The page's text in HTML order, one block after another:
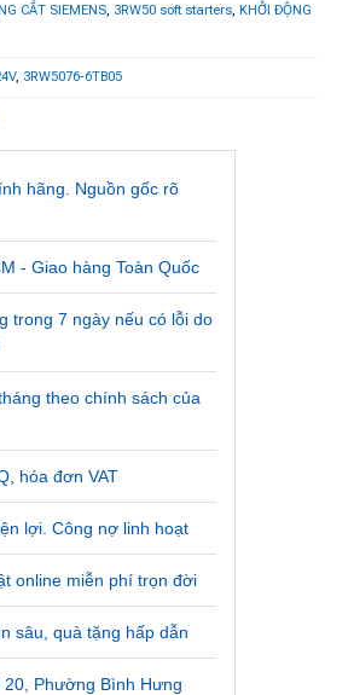
CẮT SIEMENS, 3RW50 soft starters, KHỞI ĐỘNG
, 3RW5076-6TB05
hãng. Nguồn gốc rõ
- Giao hàng Toàn Quốc
trong 7 ngày nếu có lỗi do
theo chính sách của
hóa đơn VAT
lợi. Công nợ linh hoạt
online miễn phí trọn đời
sâu, quà tặng hấp dẫn
Phường Bình Hưng